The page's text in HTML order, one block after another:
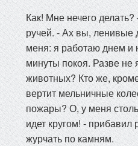
Как! Мне нечего
ручей. - Ах вы, ленивые
меня: я работаю днем и
минуты покоя. Разве
животных? Кто же,
вертит мельничные
пожары? О, у меня
идет кругом! - прибавил
журчать по камням.